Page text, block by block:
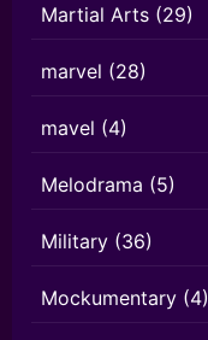
Martial Arts (29)
marvel (28)
mavel (4)
Melodrama (5)
Military (36)
Mockumentary (4)